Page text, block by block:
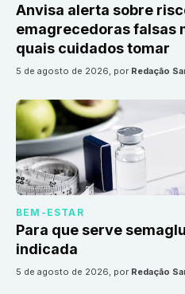
Anvisa alerta sobre
emagrecedoras falsas
quais cuidados tomar
5 de agosto de 2026, por Redação
BEM-ESTAR
Para que serve
indicada
5 de agosto de 2026, por Redação